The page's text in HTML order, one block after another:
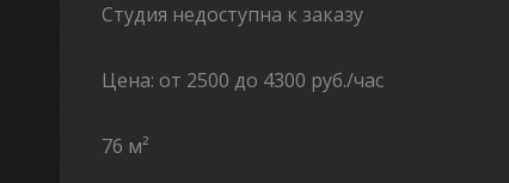
Студия недоступна к заказу
Цена: от 2500 до 4300 руб./час
76 м²